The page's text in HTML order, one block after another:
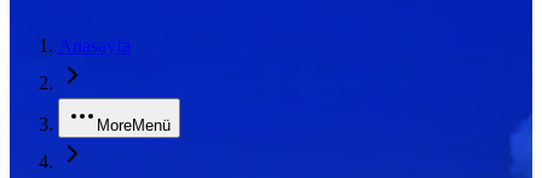
Anasayfa
MoreMenü